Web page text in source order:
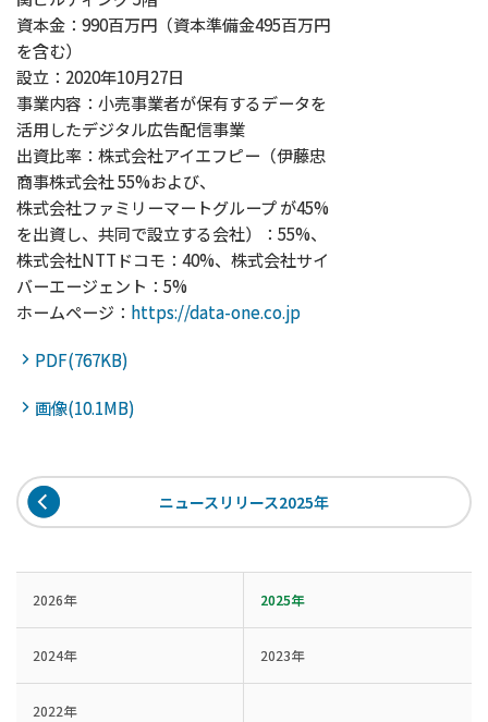
資本金：990百万円（資本準備金495百万円
を含む）
設立：2020年10月27日
事業内容：小売事業者が保有するデータを
活用したデジタル広告配信事業
出資比率：株式会社アイエフピー（伊藤忠
商事株式会社 55%および、
株式会社ファミリーマートグループ が45%
を出資し、共同で設立する会社）：55%、
株式会社NTTドコモ：40%、株式会社サイ
バーエージェント：5%
ホームページ： https://data-one.co.jp
PDF(767KB)
画像(10.1MB)
ニュースリリース2025年
2026年 2025年
2024年 2023年
2022年